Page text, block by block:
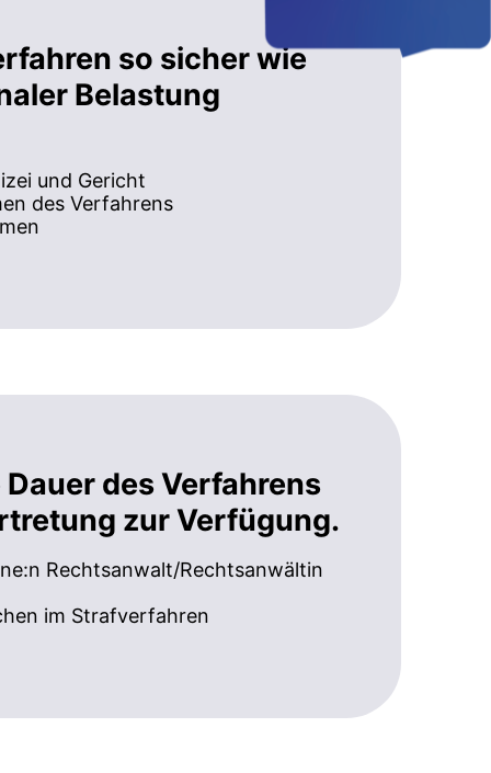
so sicher wie
Belastung
und Gericht
des Verfahrens
des Verfahrens
zur Verfügung.
Rechtsanwalt/Rechtsanwältin
im Strafverfahren